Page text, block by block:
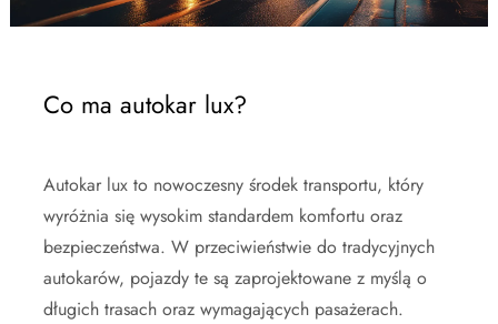
Co ma autokar lux?
Autokar lux to nowoczesny środek transportu, który
wyróżnia się wysokim standardem komfortu oraz
bezpieczeństwa. W przeciwieństwie do tradycyjnych
autokarów, pojazdy te są zaprojektowane z myślą o
długich trasach oraz wymagających pasażerach.